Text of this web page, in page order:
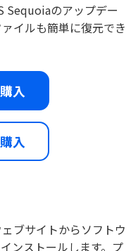
Sequoiaのアップデー
イルも簡単に復元でき
入
入
ブサイトからソフトウ
ンストールします。プ